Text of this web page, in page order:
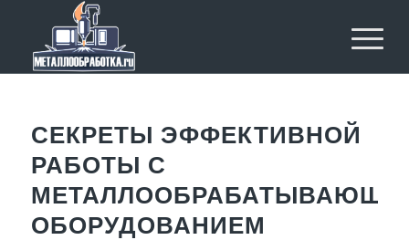
СЕКРЕТЫ ЭФФЕКТИВНОЙ
РАБОТЫ С
ОБОРУДОВАНИЕМ